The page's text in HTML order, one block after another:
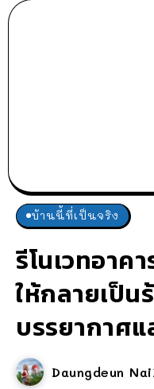
บ้านนี้ที่เป็นจริง
รีโนเวทอาค
ให้กลายเป็น
บรรยากาศ
Daungdeun